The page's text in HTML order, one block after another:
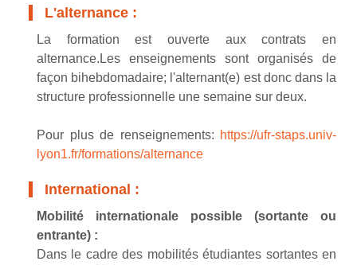
L'alternance :
La formation est ouverte aux contrats en
alternance.Les enseignements sont organisés de
façon bihebdomadaire; l'alternant(e) est donc dans la
structure professionnelle une semaine sur deux.
Pour plus de renseignements: https://ufr-staps.univ-
lyon1.fr/formations/alternance
International :
Mobilité internationale possible (sortante ou
entrante) :
Dans le cadre des mobilités étudiantes sortantes en